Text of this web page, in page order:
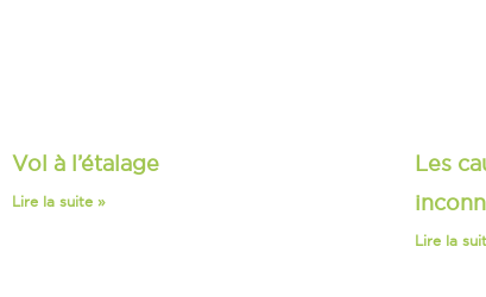
Vol à l’étalage
Lire la suite »
Les
Lire la